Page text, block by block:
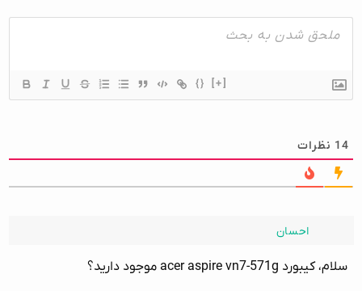
{} [+]
14 نظرات
احسان
سلام، کیبورد acer aspire vn7-571g موجود دارید؟